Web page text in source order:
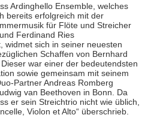
Ardinghello Ensemble, welches
bereits erfolgreich mit der
für Flöte und Streicher
Ferdinand Ries
widmet sich in seiner neuesten
Schaffen von Bernhard
war einer der bedeutendsten
sowie gemeinsam mit seinem
Partner Andreas Romberg
van Beethoven in Bonn. Da
er sein Streichtrio nicht wie üblich,
Violon et Alto“ überschrieb.